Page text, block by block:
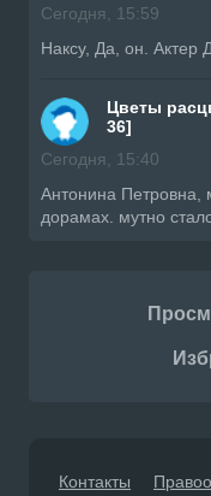
Сегодня, 15:59
Наксу, Да, он. Актер
Цветы
36]
Сегодня, 15:40
Антонина Петровна,
дорамах. мутно
Контакты